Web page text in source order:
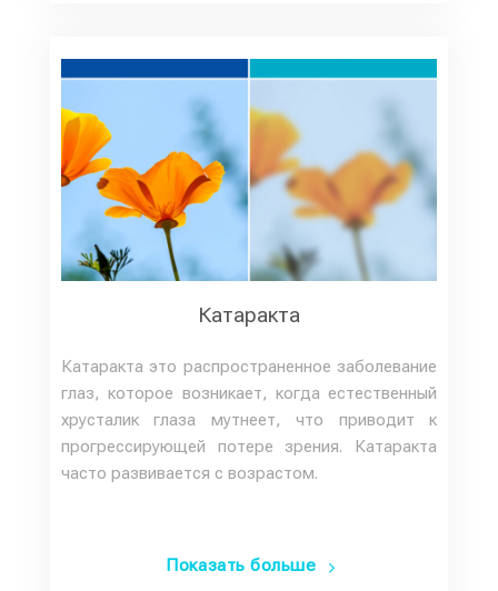
Катаракта
Катаракта это распространенное заболевание
глаз, которое возникает, когда естественный
хрусталик глаза мутнеет, что приводит к
прогрессирующей потере зрения. Катаракта
часто развивается с возрастом.
Показать больше